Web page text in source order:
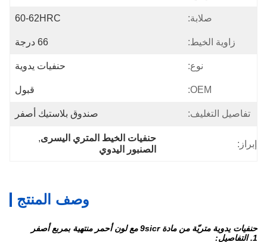
صلابة: 60-62HRC
زاوية الخيط: 66 درجة
نوع: حنفيات يدوية
OEM: قبول
تفاصيل التغليف: صندوق بلاستيك أصفر
إبراز:
حنفيات الخيط المتري اليسرى,
الصنبور اليدوي
وصف المنتج
حنفيات يدوية متريّة من مادة 9sicr مع لون أحمر منتهية بمربع أصفر